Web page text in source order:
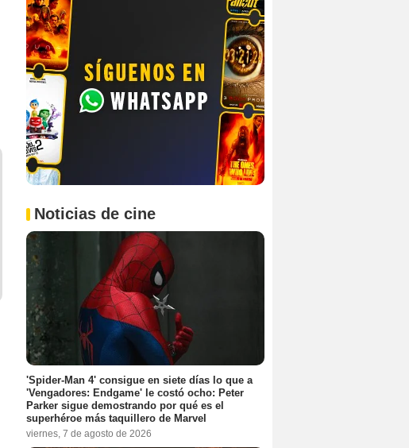
Noticias de cine
'Spider-Man 4' consigue en siete días lo que a
'Vengadores: Endgame' le costó ocho: Peter
Parker sigue demostrando por qué es el
superhéroe más taquillero de Marvel
viernes, 7 de agosto de 2026